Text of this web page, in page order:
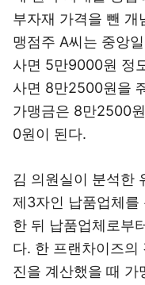
부자재 가격을 뺀 개
맹점주 A씨는 중앙
사면 5만9000원 정
사면 8만2500원을
가맹금은 8만2500
0원이 된다.
김 의원실이 분석한
제3자인 납품업체를
한 뒤 납품업체로부
다. 한 프랜차이즈의
진을 계산했을 때 가